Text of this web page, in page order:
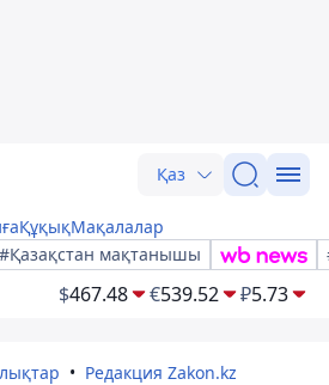
Қаз
ҚұқықМақалалар
#Қазақстан мақтанышы
$467.48 €539.52 ₽5.73
Редакция Zakon.kz